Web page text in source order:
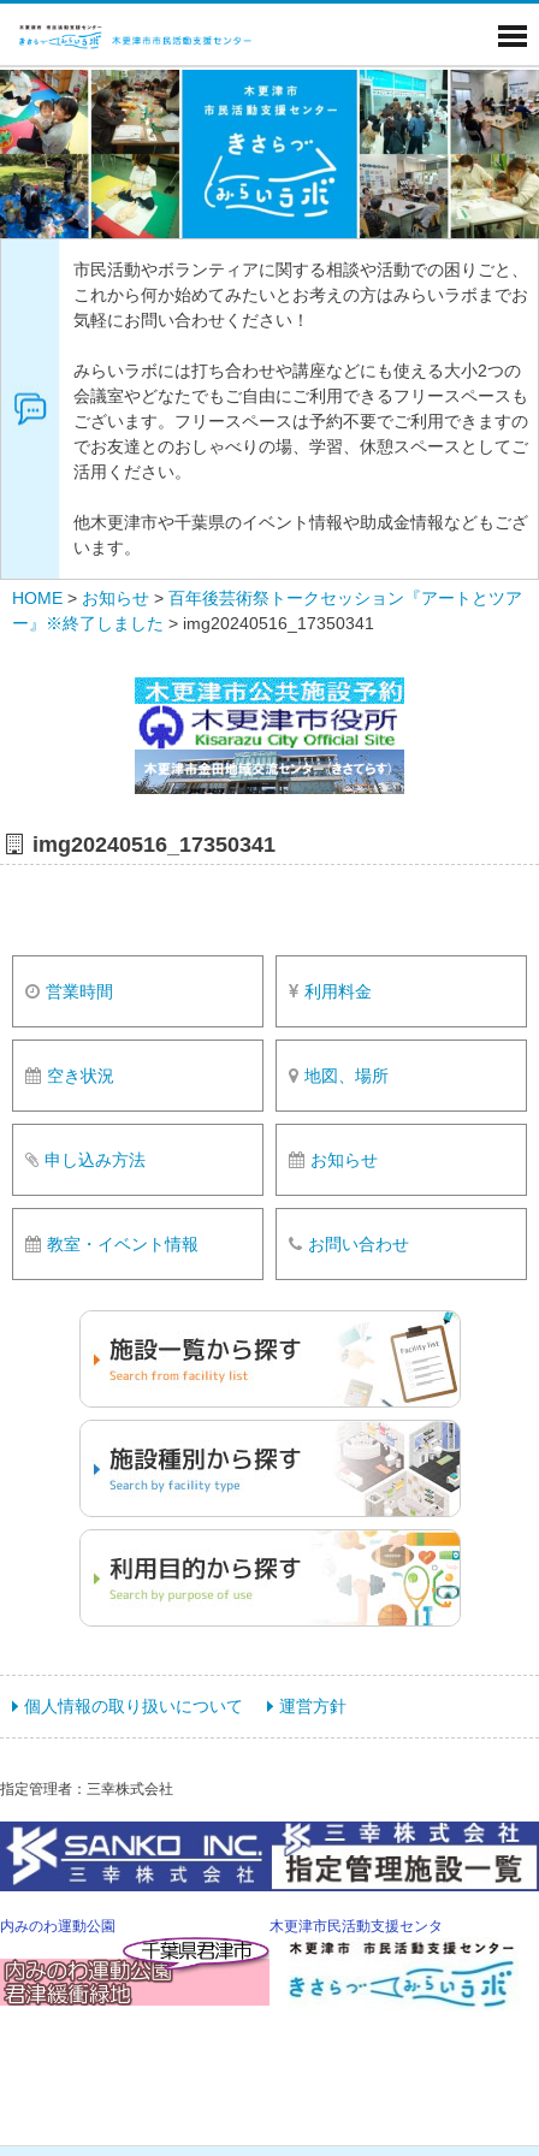
市民活動やボランティアに関する相談や活動での困りごと、
これから何か始めてみたいとお考えの方はみらいラボまでお
気軽にお問い合わせください！
みらいラボには打ち合わせや講座などにも使える大小2つの
会議室やどなたでもご自由にご利用できるフリースペースも
ございます。フリースペースは予約不要でご利用できますの
でお友達とのおしゃべりの場、学習、休憩スペースとしてご
活用ください。
他木更津市や千葉県のイベント情報や助成金情報などもござ
います。
HOME > お知らせ > 百年後芸術祭トークセッション『アートとツア
ー』※終了しました > img20240516_17350341
img20240516_17350341
営業時間 利用料金
空き状況 地図、場所
申し込み方法 お知らせ
教室・イベント情報 お問い合わせ
個人情報の取り扱いについて 運営方針
指定管理者：三幸株式会社